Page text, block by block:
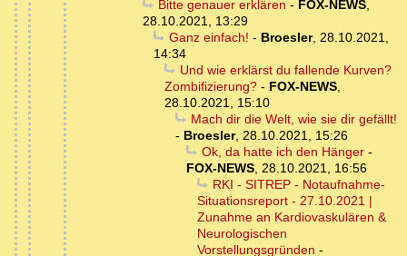
Bitte genauer erklären - FOX-NEWS,
28.10.2021, 13:29
Ganz einfach! - Broesler, 28.10.2021,
14:34
Und wie erklärst du fallende Kurven?
Zombifizierung? - FOX-NEWS
28.10.2021, 15:10
Mach dir die Welt, wie sie dir gefällt!
- Broesler, 28.10.2021, 15:26
Ok, da hatte ich den Hänger-
FOX-NEWS 28.10.2021, 16:56
RKI - SITREP - Notaufnahme-
Situationsreport - 27.10.2021 |
Zunahme an Kardiovaskulären &
Neurologischen
Vorstellungsgründen -